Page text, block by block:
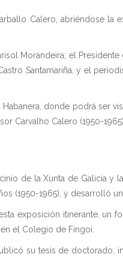
Calero, abriéndose la
Morandeira; el
Santamariña, y el
donde podrá ser
Carvalho Calero (1950-
de la Xunta de Galicia
(1950-1965), y desarrolló
exposición itinerante,
el Colegio de Fingoi.
su tesis de doctorado,